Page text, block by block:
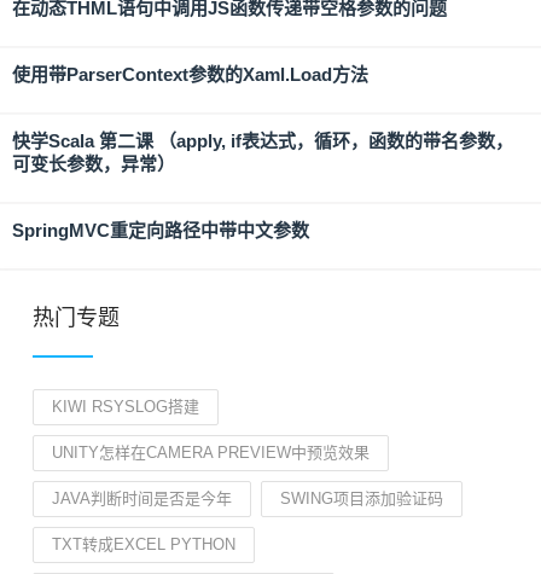
在动态THML语句中调用JS函数传递带空格参数的问题
使用带ParserContext参数的Xaml.Load方法
快学Scala 第二课 （apply, if表达式，循环，函数的带名参数，
可变长参数，异常）
SpringMVC重定向路径中带中文参数
热门专题
KIWI RSYSLOG搭建
UNITY怎样在CAMERA PREVIEW中预览效果
JAVA判断时间是否是今年 SWING项目添加验证码
TXT转成EXCEL PYTHON